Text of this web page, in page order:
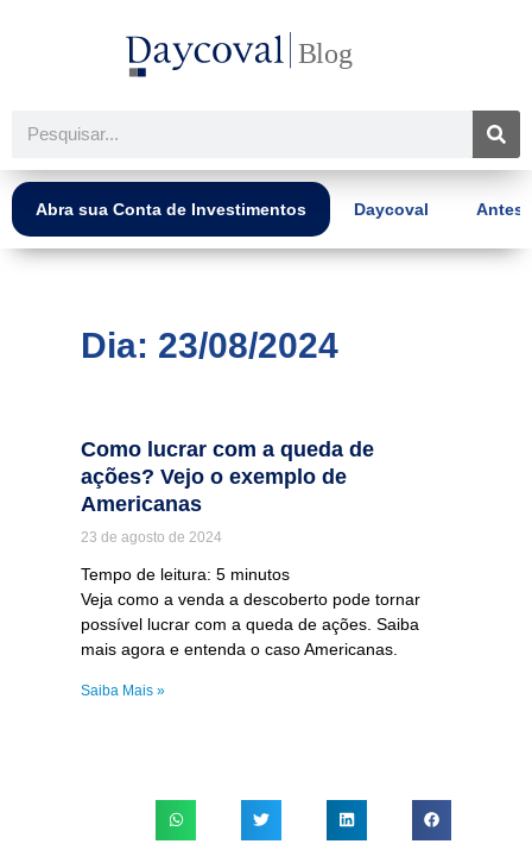
Pesquisar
Abra sua Conta de Investimentos Daycoval Antes
Dia: 23/08/2024
Como lucrar com a queda de
ações? Vejo o exemplo de
Americanas
23 de agosto de 2024
Tempo de leitura: 5 minutos
Veja como a venda a descoberto pode tornar
possível lucrar com a queda de ações. Saiba
mais agora e entenda o caso Americanas.
Saiba Mais »